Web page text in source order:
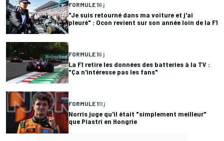
FORMULE 16 j
"Je suis retourné dans ma voiture et j'ai
pleuré" : Ocon revient sur son année loin de la F1
FORMULE 19 j
La F1 retire les données des batteries à la TV :
"Ça n'intéresse pas les fans"
FORMULE 111 j
Norris juge qu'il était "simplement meilleur"
que Piastri en Hongrie